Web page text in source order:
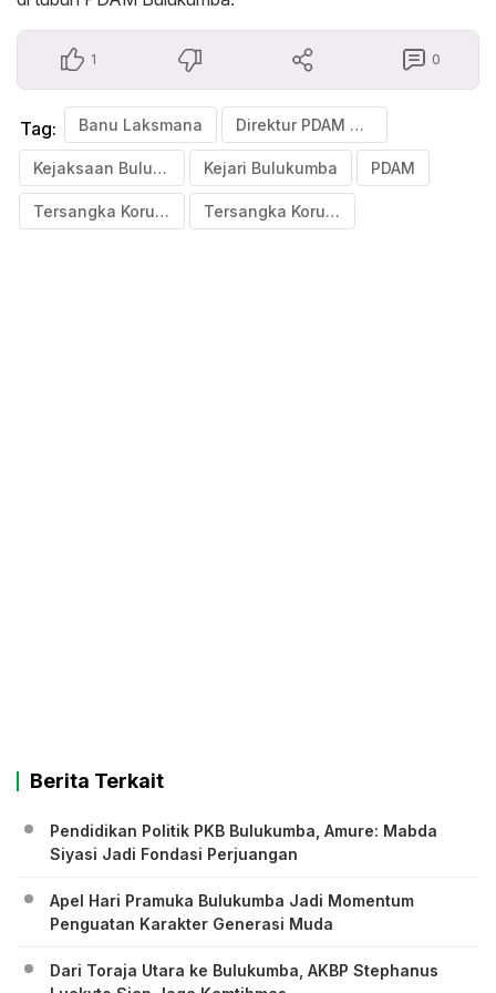
1 0
Tag: Banu Laksmana Direktur PDAM Bulukumba jadi tersangka
Kejaksaan Bulukumba Kejari Bulukumba PDAM
Tersangka Korupsi Tersangka Korupsi PDAM Bulukumba
Berita Terkait
Pendidikan Politik PKB Bulukumba, Amure: Mabda
Siyasi Jadi Fondasi Perjuangan
Apel Hari Pramuka Bulukumba Jadi Momentum
Penguatan Karakter Generasi Muda
Dari Toraja Utara ke Bulukumba, AKBP Stephanus